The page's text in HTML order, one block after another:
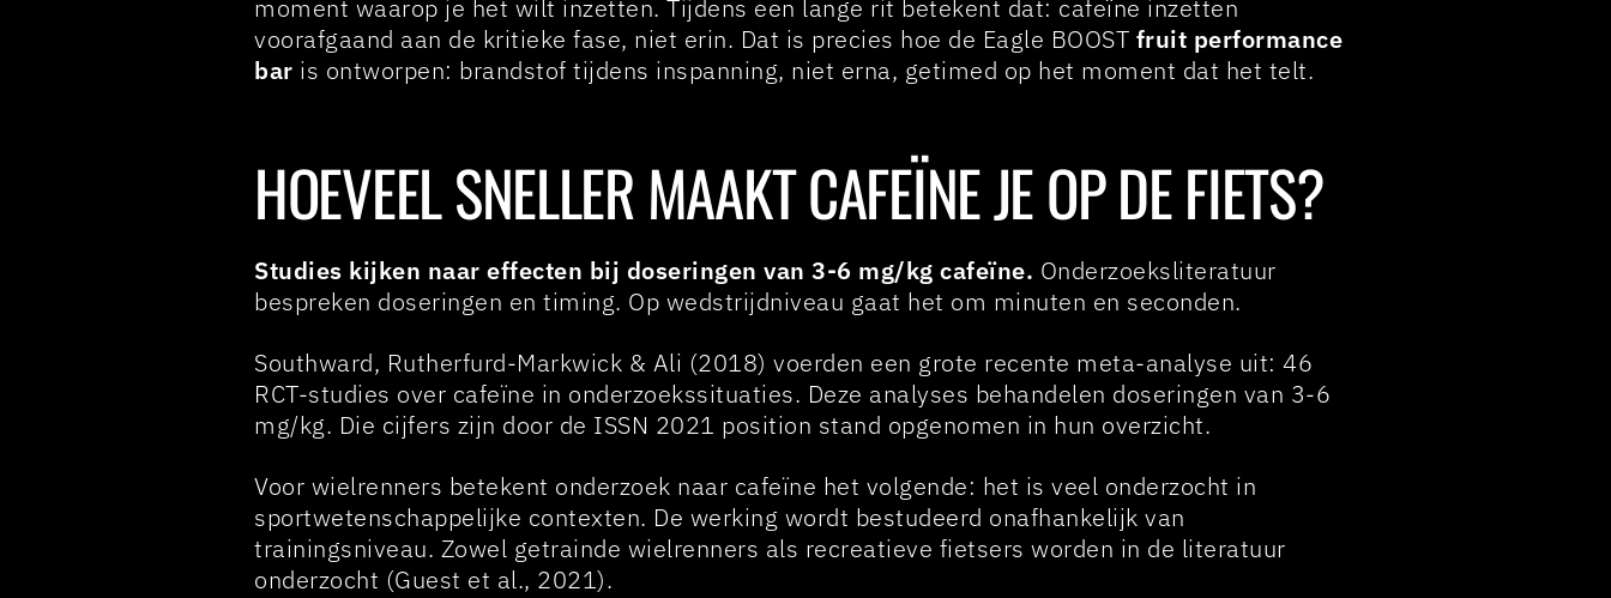
moment waarop je het wilt inzetten. Tijdens een lange rit betekent dat: cafeïne inzetten
voorafgaand aan de kritieke fase, niet erin. Dat is precies hoe de Eagle BOOST fruit performance
bar is ontworpen: brandstof tijdens inspanning, niet erna, getimed op het moment dat het telt.
HOEVEEL SNELLER MAAKT CAFEÏNE JE OP DE FIETS?
Studies kijken naar effecten bij doseringen van 3-6 mg/kg cafeïne. Onderzoeksliteratuur
bespreken doseringen en timing. Op wedstrijdniveau gaat het om minuten en seconden.
Southward, Rutherfurd-Markwick & Ali (2018) voerden een grote recente meta-analyse uit: 46
RCT-studies over cafeïne in onderzoekssituaties. Deze analyses behandelen doseringen van 3-6
mg/kg. Die cijfers zijn door de ISSN 2021 position stand opgenomen in hun overzicht.
Voor wielrenners betekent onderzoek naar cafeïne het volgende: het is veel onderzocht in
sportwetenschappelijke contexten. De werking wordt bestudeerd onafhankelijk van
trainingsniveau. Zowel getrainde wielrenners als recreatieve fietsers worden in de literatuur
onderzocht (Guest et al., 2021).